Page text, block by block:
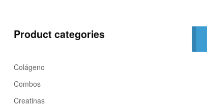
Product categories
Colágeno
Combos
Creatinas